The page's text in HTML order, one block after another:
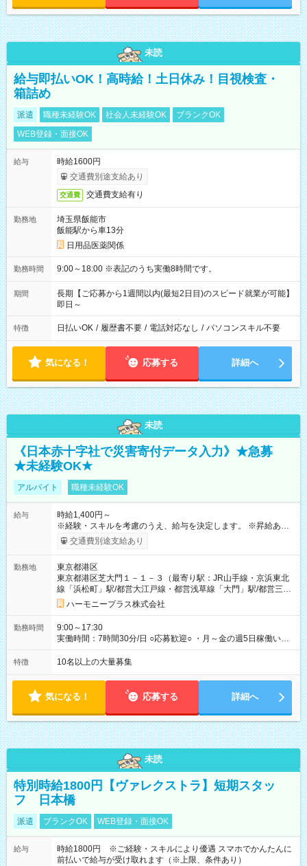
未読
給与即払いOK！高時給！土日休み！目視検査・
箱詰め
派遣 職種未経験OK 社会人未経験OK
ブランクOK
WEB登録・面接OK
給与
時給1600円
交通費別途支給あり
交通費 交通費支給有り
勤務地
埼玉県飯能市
飯能駅から車13分
日用品医薬関係
勤務時間 9:00～18:00 ※表記のうち実働8時間です。
期間
長期【ご応募から1週間以内(最短2日目)のスピード就業が可能】
即日～
特徴 日払いOK / 履歴書不要 / 電話対応なし / パソコンスキル不要
気になる！ 応募する 詳細へ
未読
《日本赤十字社で災害寄付データ入力》★急募
★未経験OK★
アルバイト 職種未経験OK
給与
時給1,400円～
※経験・スキルを考慮のうえ、給与を決定します。 ※昇給あり
（勤務実績・評価による） ※残業が発生した場合は、時間外手
当を全額支給します。 ※交通費支給（月額上限50,000円／当社
間中も給与・待遇に変更はありません。 【試用期間】試用期間
あり 試用期間の長さ：1ヶ月 雇用形態、給与は本採用時と同じ
です。 試用期間中は、健康保険などの福利厚生の一部が制限さ
れる可能性があります。
交通費別途支給あり
勤務地
東京都港区
東京都港区芝大門１－１－３（最寄り駅：JR山手線・京浜東北
線「浜松町」駅/都営大江戸線・都営浅草線「⼤⾨」駅/都営三田
線「御成⾨」駅）
ハーモニープラス株式会社
勤務時間
9:00～17:30
実働時間：7時間30分/日 ○応募歓迎○ ・月～金の週5日稼働いた
だける方 ・実働時間：7.5時間（休憩1時間）
特徴 10名以上の大量募集
気になる！ 応募する 詳細へ
未読
特別時給1800円【ヴァレクストラ】短期スタッ
フ 日本橋
派遣 ブランクOK WEB登録・面接OK
給与
時給1800円 ※ご経験・スキルにより優遇 スマホでかんたんに
前払いで給与が受け取れます（※上限、条件あり）